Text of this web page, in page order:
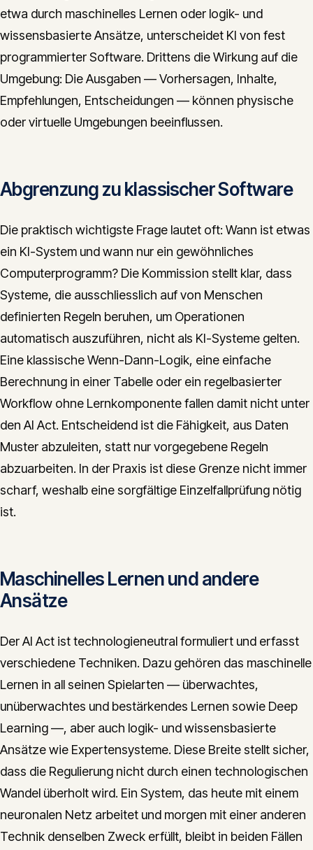
etwa durch maschinelles Lernen oder logik- und
wissensbasierte Ansätze, unterscheidet KI von fest
programmierter Software. Drittens die Wirkung auf die
Umgebung: Die Ausgaben — Vorhersagen, Inhalte,
Empfehlungen, Entscheidungen — können physische
oder virtuelle Umgebungen beeinflussen.
Abgrenzung zu klassischer Software
Die praktisch wichtigste Frage lautet oft: Wann ist etwas
ein KI-System und wann nur ein gewöhnliches
Computerprogramm? Die Kommission stellt klar, dass
Systeme, die ausschliesslich auf von Menschen
definierten Regeln beruhen, um Operationen
automatisch auszuführen, nicht als KI-Systeme gelten.
Eine klassische Wenn-Dann-Logik, eine einfache
Berechnung in einer Tabelle oder ein regelbasierter
Workflow ohne Lernkomponente fallen damit nicht unter
den AI Act. Entscheidend ist die Fähigkeit, aus Daten
Muster abzuleiten, statt nur vorgegebene Regeln
abzuarbeiten. In der Praxis ist diese Grenze nicht immer
scharf, weshalb eine sorgfältige Einzelfallprüfung nötig
ist.
Maschinelles Lernen und andere
Ansätze
Der AI Act ist technologieneutral formuliert und erfasst
verschiedene Techniken. Dazu gehören das maschinelle
Lernen in all seinen Spielarten — überwachtes,
unüberwachtes und bestärkendes Lernen sowie Deep
Learning —, aber auch logik- und wissensbasierte
Ansätze wie Expertensysteme. Diese Breite stellt sicher,
dass die Regulierung nicht durch einen technologischen
Wandel überholt wird. Ein System, das heute mit einem
neuronalen Netz arbeitet und morgen mit einer anderen
Technik denselben Zweck erfüllt, bleibt in beiden Fällen